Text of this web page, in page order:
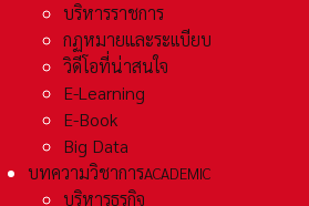
บริหารราชการ
กฏหมายและระเเบียบ
วิดีโอที่น่าสนใจ
E-Learning
E-Book
Big Data
บทความวิชาการACADEMIC
บริหารธุรกิจ